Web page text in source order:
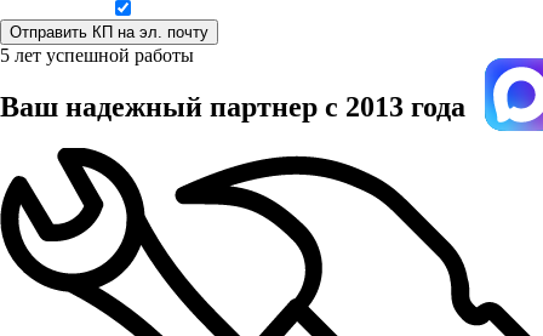
5 лет успешной работы
Ваш надежный партнер с 2013 года